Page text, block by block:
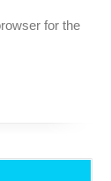
for the